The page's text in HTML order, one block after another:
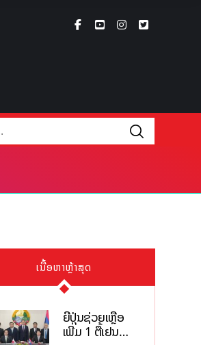
ເນື້ອຫາຫຼ້າສຸດ
ຍີ່ປຸ່ນຊ່ວຍເຫຼືອ
ເພີ່ມ 1 ຕື້ເຢນ